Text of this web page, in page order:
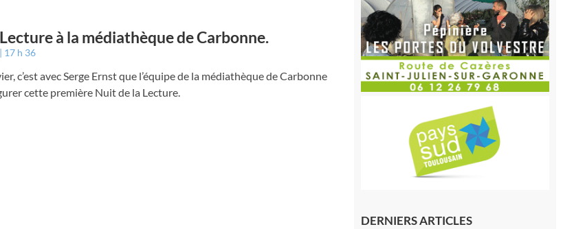
à la médiathèque de Carbonne.
17 h 36
c’est avec Serge Ernst que l’équipe de la médiathèque de Carbonne
cette première Nuit de la Lecture.
DERNIERS ARTICLES